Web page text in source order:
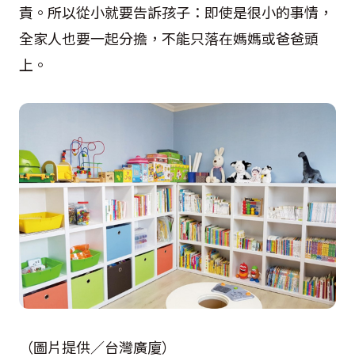
責。所以從小就要告訴孩子：即使是很小的事情，
全家人也要一起分擔，不能只落在媽媽或爸爸頭
上。
（圖片提供／台灣廣廈）